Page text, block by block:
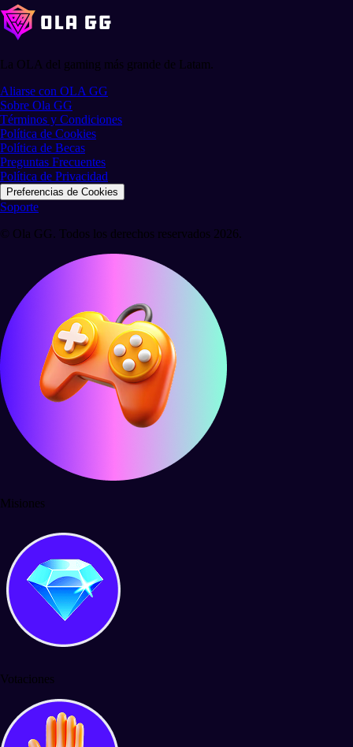
La OLA del gaming más grande de Latam.
Aliarse con OLA GG
Sobre Ola GG
Términos y Condiciones
Política de Cookies
Política de Becas
Preguntas Frecuentes
Política de Privacidad
Preferencias de Cookies
Soporte
© Ola GG. Todos los derechos reservados 2026.
Misiones
Votaciones